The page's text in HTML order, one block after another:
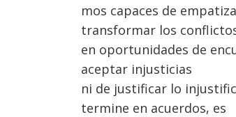
mos capaces de
transformar los
en oportunidades de
aceptar injusticias
ni de justificar lo
termine en acuerdos, es